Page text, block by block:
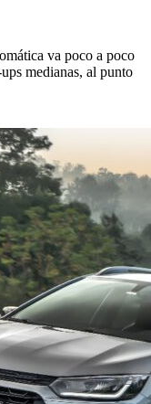
va poco a poco
medianas, al punto